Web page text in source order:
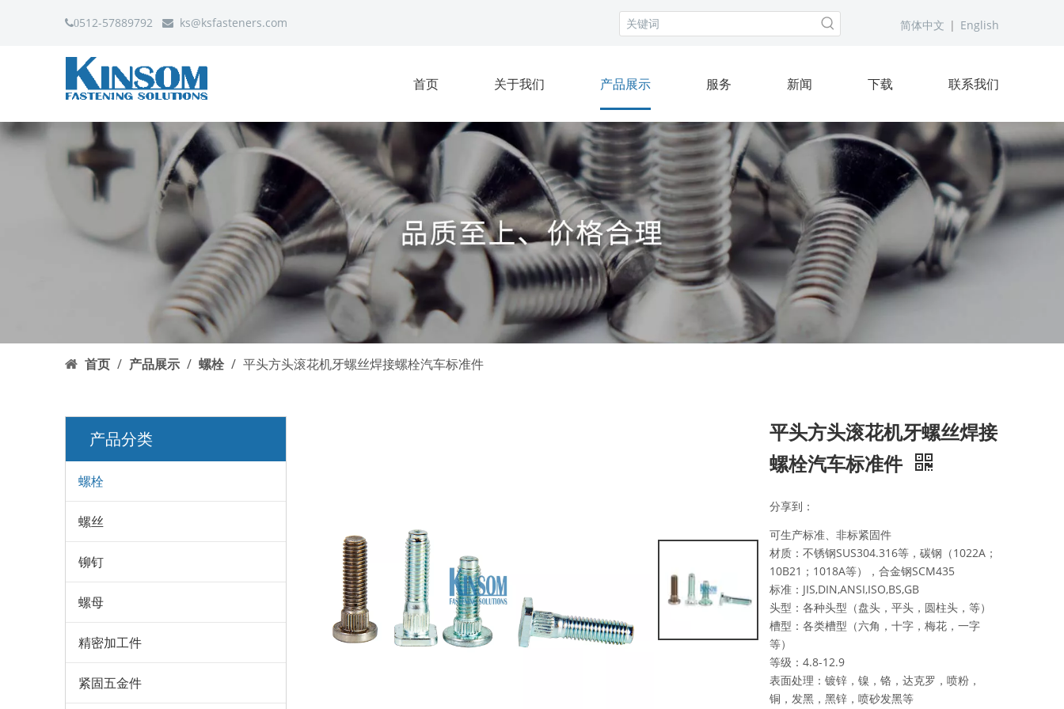
0512-57889792  ks@ksfasteners.com 简体中文 | English
首页 关于我们 产品展示 服务 新闻 下载 联系我们
首页 / 产品展示 / 螺栓 / 平头方头滚花机牙螺丝焊接螺栓汽车标准件
产品分类
螺栓
螺丝
铆钉
螺母
精密加工件
紧固五金件
平头方头滚花机牙螺丝焊接
螺栓汽车标准件
分享到：
可生产标准、非标紧固件
材质：不锈钢SUS304.316等，碳钢（1022A；
10B21；1018A等），合金钢SCM435
标准：JIS,DIN,ANSI,ISO,BS,GB
头型：各种头型（盘头，平头，圆柱头，等）
槽型：各类槽型（六角，十字，梅花，一字
等）
等级：4.8-12.9
表面处理：镀锌，镍，铬，达克罗，喷粉，
铜，发黑，黑锌，喷砂发黑等